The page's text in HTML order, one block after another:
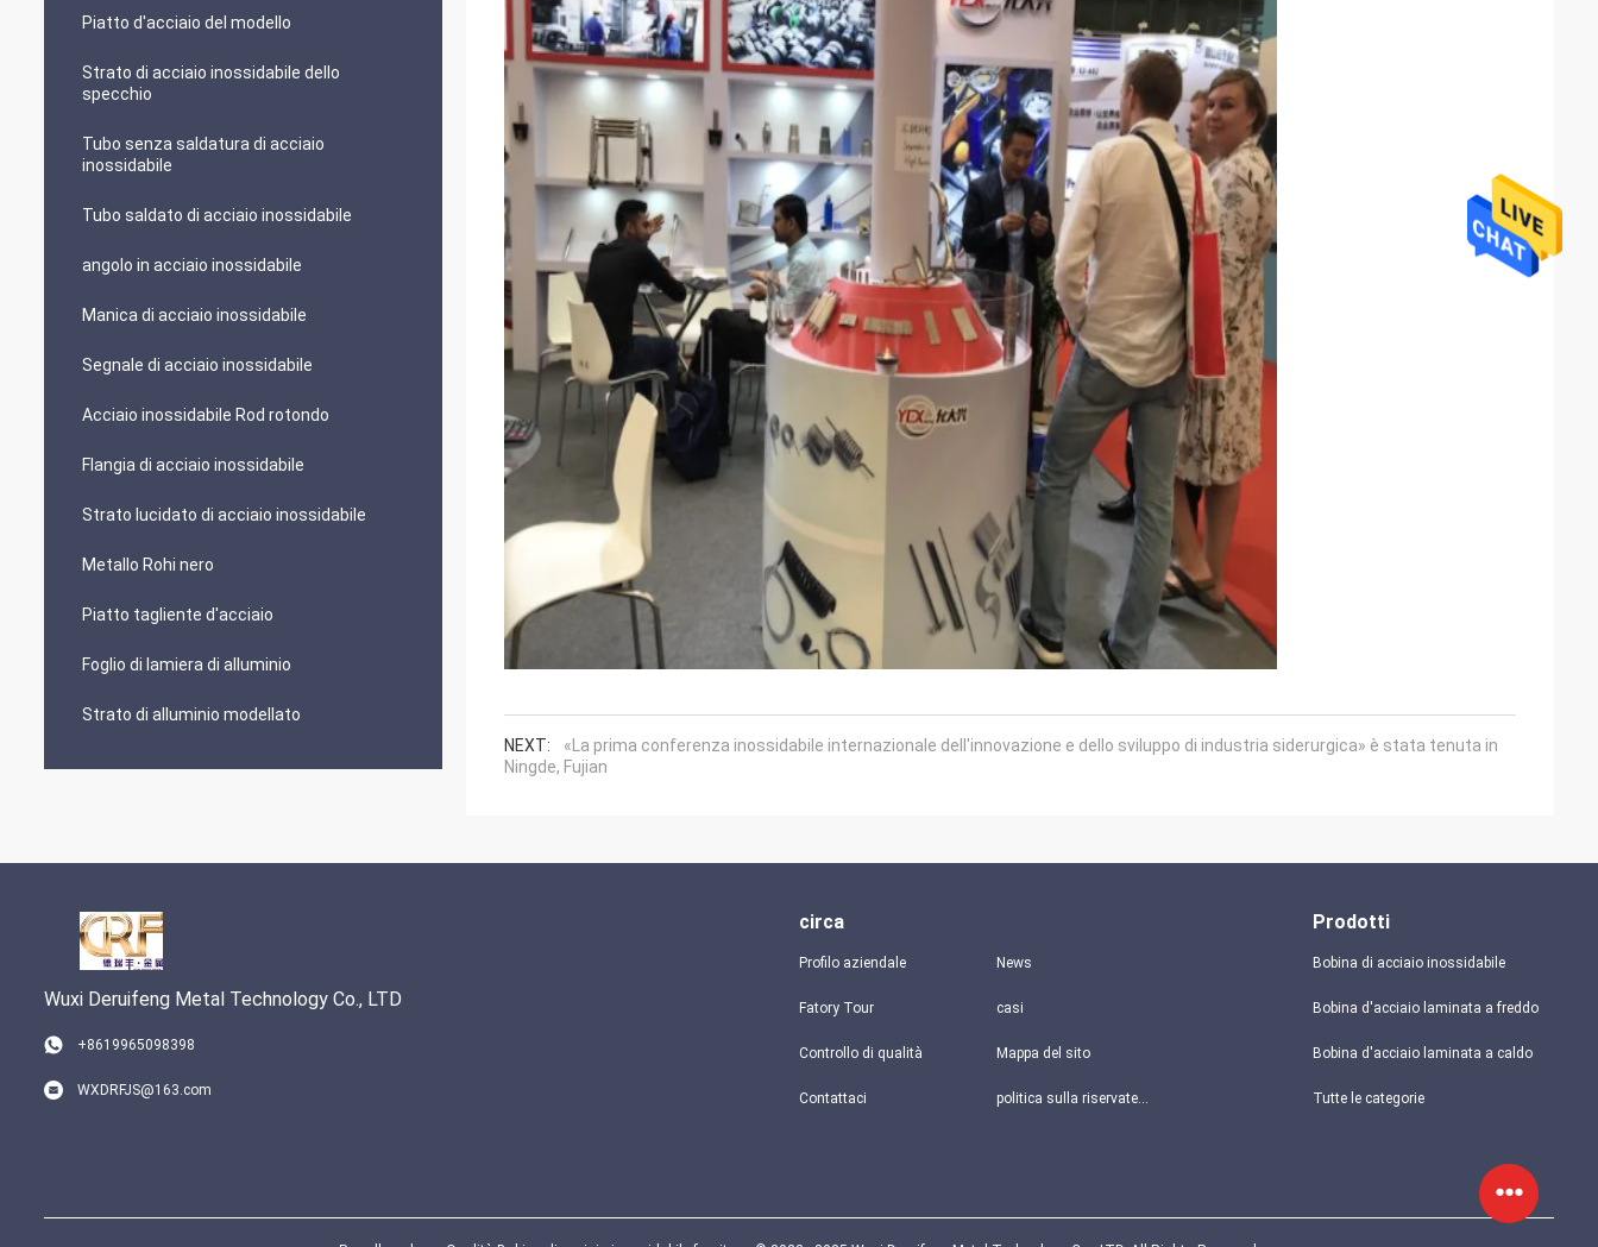
Piatto d'acciaio del modello
Strato di acciaio inossidabile dello
specchio
Tubo senza saldatura di acciaio
inossidabile
Tubo saldato di acciaio inossidabile
angolo in acciaio inossidabile
Manica di acciaio inossidabile
Segnale di acciaio inossidabile
Acciaio inossidabile Rod rotondo
Flangia di acciaio inossidabile
Strato lucidato di acciaio inossidabile
Metallo Rohi nero
Piatto tagliente d'acciaio
Foglio di lamiera di alluminio
Strato di alluminio modellato
NEXT:
«La prima conferenza inossidabile internazionale dell'innovazione e dello sviluppo di industria siderurgica» è stata tenuta in
Ningde, Fujian
Wuxi Deruifeng Metal Technology Co., LTD
+8619965098398
WXDRFJS@163.com
circa
Profilo aziendale
Fatory Tour
Controllo di qualità
Contattaci
News
casi
Mappa del sito
politica sulla riservatezza
Prodotti
Bobina di acciaio inossidabile
Bobina d'acciaio laminata a freddo
Bobina d'acciaio laminata a caldo
Tutte le categorie